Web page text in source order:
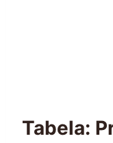
Tabela: